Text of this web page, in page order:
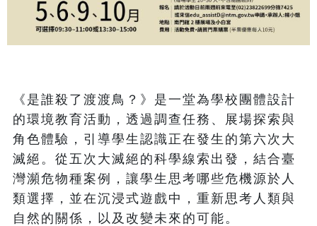
《是誰殺了渡渡鳥？》是一堂為學校團體設計
的環境教育活動，透過調查任務、展場探索與
角色體驗，引導學生認識正在發生的第六次大
滅絕。從五次大滅絕的科學線索出發，結合臺
灣瀕危物種案例，讓學生思考哪些危機源於人
類選擇，並在沉浸式遊戲中，重新思考人類與
自然的關係，以及改變未來的可能。